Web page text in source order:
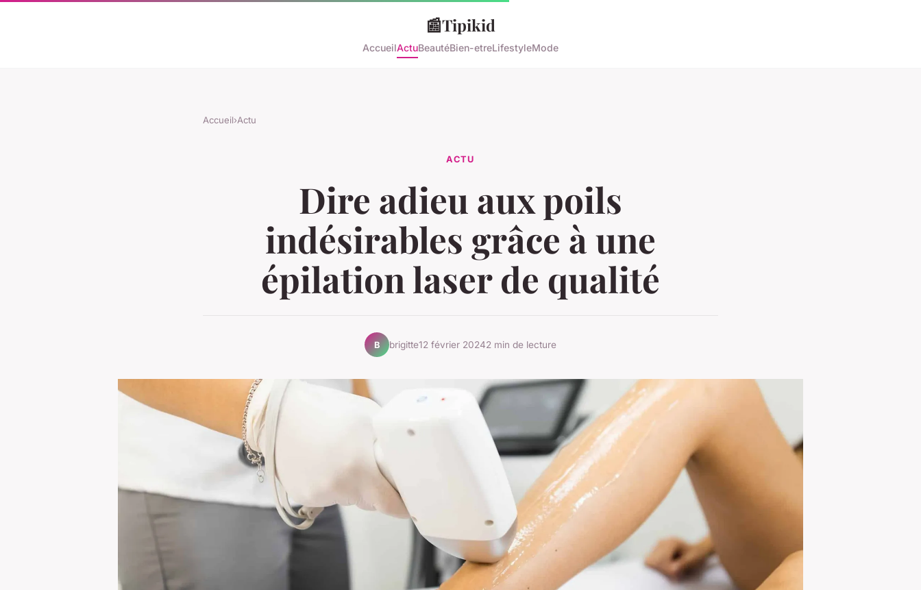
📰Tipikid
AccueilActuBeautéBien-etreLifestyleMode
Accueil›Actu
ACTU
Dire adieu aux poils
indésirables grâce à une
épilation laser de qualité
B brigitte12 février 20242 min de lecture